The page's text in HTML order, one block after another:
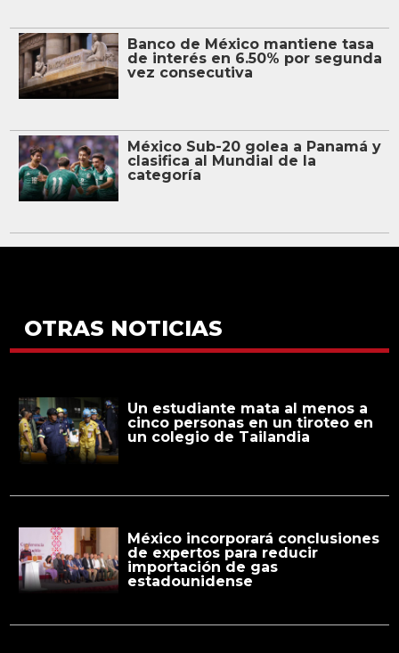
Banco de México mantiene tasa
de interés en 6.50% por segunda
vez consecutiva
México Sub-20 golea a Panamá y
clasifica al Mundial de la
categoría
OTRAS NOTICIAS
Un estudiante mata al menos a
cinco personas en un tiroteo en
un colegio de Tailandia
México incorporará conclusiones
de expertos para reducir
importación de gas
estadounidense